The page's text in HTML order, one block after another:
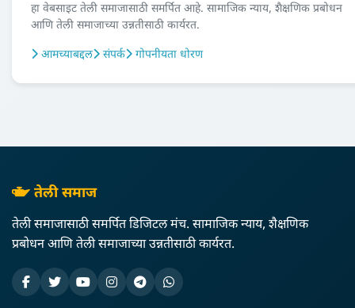
हा वेबसाइट तेली समाजासाठी समर्पित आहे. सामाजिक न्याय, शैक्षणिक प्रबोधन
आणि तेली समाजाच्या उन्नतीसाठी कार्यरत.
आमच्याबद्दल
संपर्क गोपनीयता धोरण
तेली समाज
तेली समाजासाठी समर्पित डिजिटल मंच. सामाजिक न्याय, शैक्षणिक
प्रबोधन आणि तेली समाजाच्या उन्नतीसाठी कार्यरत.